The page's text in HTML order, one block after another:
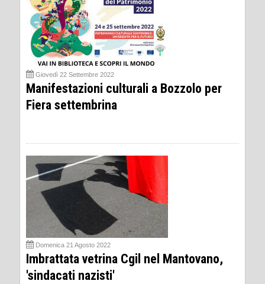
Giovedì 22 Settembre 2022
Manifestazioni culturali a Bozzolo per
Fiera settembrina
Domenica 21 Agosto 2022
Imbrattata vetrina Cgil nel Mantovano,
'sindacati nazisti'